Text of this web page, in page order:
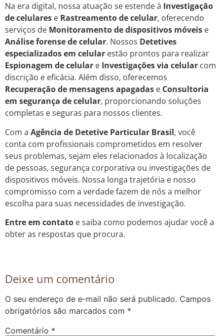
Na era digital, nossa atuação se estende à Investigação
de celulares e Rastreamento de celular, oferecendo
serviços de Monitoramento de dispositivos móveis e
Análise forense de celular. Nossos Detetives
especializados em celular estão prontos para realizar
Espionagem de celular e Investigações via celular com
discrição e eficácia. Além disso, oferecemos
Recuperação de mensagens apagadas e Consultoria
em segurança de celular, proporcionando soluções
completas e seguras para nossos clientes.
Com a Agência de Detetive Particular Brasil, você
conta com profissionais comprometidos em resolver
seus problemas, sejam eles relacionados à localização
de pessoas, segurança corporativa ou investigações de
dispositivos móveis. Nossa longa trajetória e nosso
compromisso com a verdade fazem de nós a melhor
escolha para suas necessidades de investigação.
Entre em contato e saiba como podemos ajudar você a
obter as respostas que procura.
Deixe um comentário
O seu endereço de e-mail não será publicado. Campos
obrigatórios são marcados com *
Comentário *